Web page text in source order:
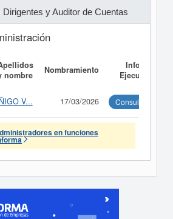
y Auditor de Cuentas
nombre
Nombramiento
Informe
Ejecutivo
V... 17/03/2026 Consultar
en funciones